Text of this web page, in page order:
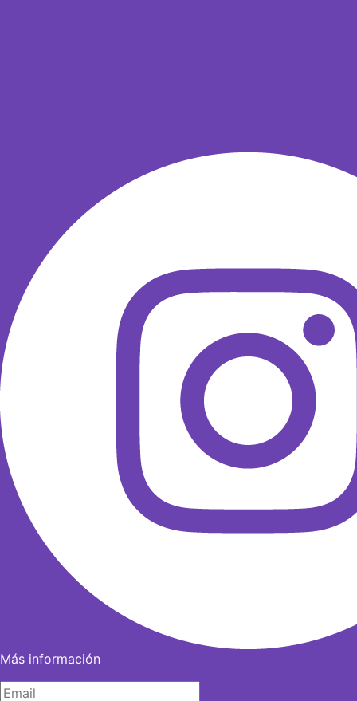
Más información